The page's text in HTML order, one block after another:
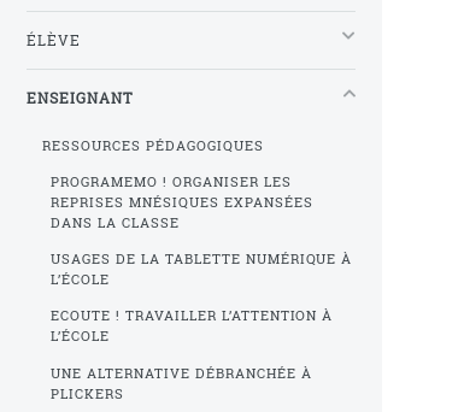
ÉLÈVE
ENSEIGNANT
RESSOURCES PÉDAGOGIQUES
PROGRAMEMO ! ORGANISER LES
REPRISES MNÉSIQUES EXPANSÉES
DANS LA CLASSE
USAGES DE LA TABLETTE NUMÉRIQUE À
L’ÉCOLE
ECOUTE ! TRAVAILLER L’ATTENTION À
L’ÉCOLE
UNE ALTERNATIVE DÉBRANCHÉE À
PLICKERS